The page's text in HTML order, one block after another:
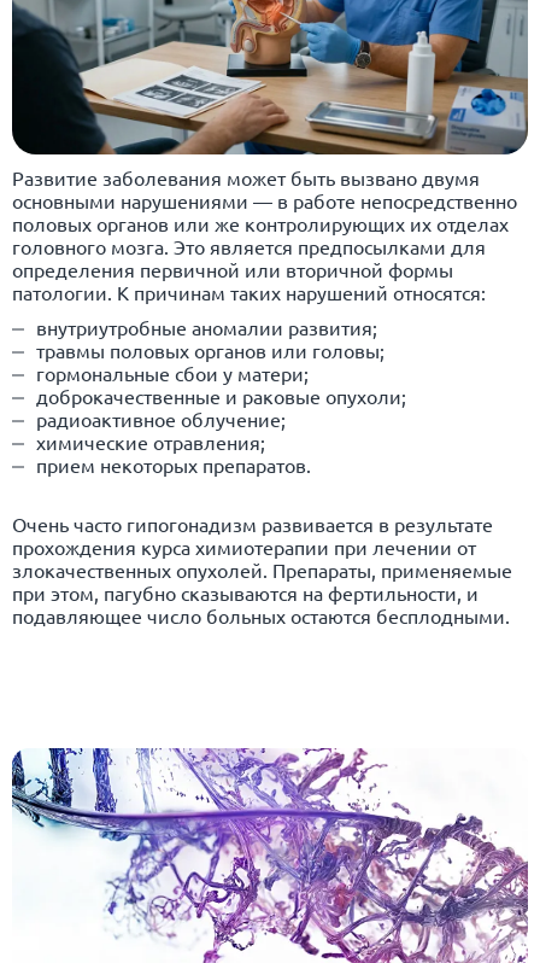
Развитие заболевания может быть вызвано двумя
основными нарушениями — в работе непосредственно
половых органов или же контролирующих их отделах
головного мозга. Это является предпосылками для
определения первичной или вторичной формы
патологии. К причинам таких нарушений относятся:
внутриутробные аномалии развития;
травмы половых органов или головы;
гормональные сбои у матери;
доброкачественные и раковые опухоли;
радиоактивное облучение;
химические отравления;
прием некоторых препаратов.
Очень часто гипогонадизм развивается в результате
прохождения курса химиотерапии при лечении от
злокачественных опухолей. Препараты, применяемые
при этом, пагубно сказываются на фертильности, и
подавляющее число больных остаются бесплодными.